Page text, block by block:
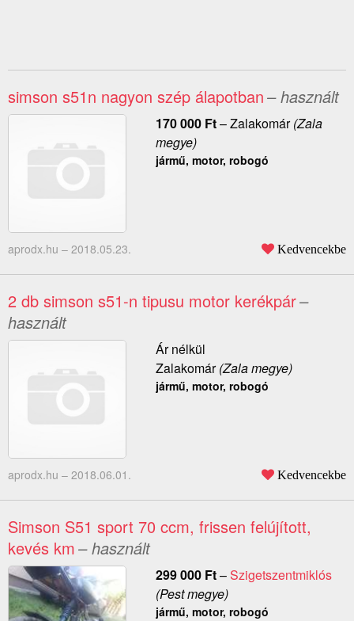
simson s51n nagyon szép álapotban– használt
170 000 Ft–Zalakomár(Zala
megye)
jármű, motor, robogó
aprodx.hu – 2018.05.23. Kedvencekbe
2 db simson s51-n tipusu motor kerékpár–
használt
Ár nélkül
Zalakomár(Zala megye)
jármű, motor, robogó
aprodx.hu – 2018.06.01. Kedvencekbe
Simson S51 sport 70 ccm, frissen felújított,
kevés km– használt
299 000 Ft–Szigetszentmiklós
(Pest megye)
jármű, motor, robogó